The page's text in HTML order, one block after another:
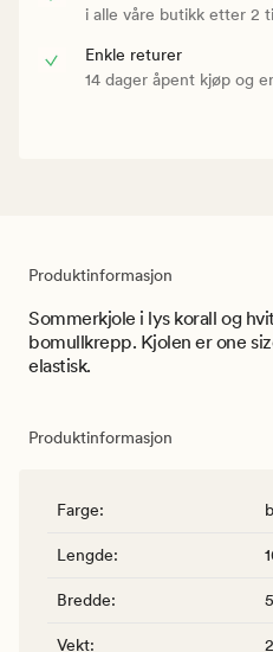
i alle våre butikk etter 2
Enkle returer
14 dager åpent kjøp og
Produktinformasjon
Sommerkjole i lys korall og
bomullkrepp. Kjolen er one
elastisk.
Produktinformasjon
Farge:
Lengde:
Bredde:
Vekt: